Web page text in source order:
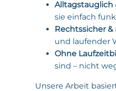
Alltagstauglich
sie einfach
Rechtssicher
und laufender
Ohne
sind – nicht
Unsere Arbeit